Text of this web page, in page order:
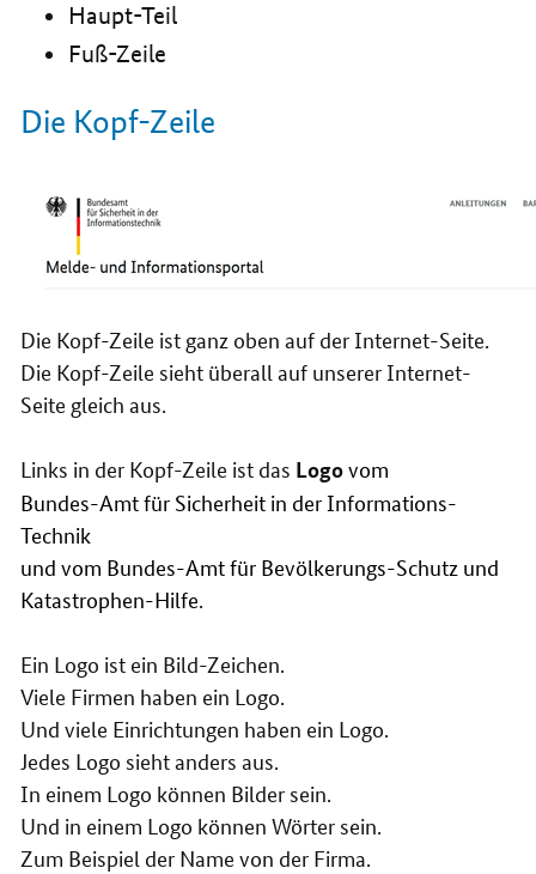
Haupt-Teil
Fuß-Zeile
Die Kopf-Zeile
Die Kopf-Zeile ist ganz oben auf der Internet-Seite.
Die Kopf-Zeile sieht überall auf unserer Internet-
Seite gleich aus.
Links in der Kopf-Zeile ist das Logovom
Bundes-Amt für Sicherheit in der Informations-
Technik
und vom Bundes-Amt für Bevölkerungs-Schutz und
Katastrophen-Hilfe.
Ein Logo ist ein Bild-Zeichen.
Viele Firmen haben ein Logo.
Und viele Einrichtungen haben ein Logo.
Jedes Logo sieht anders aus.
In einem Logo können Bilder sein.
Und in einem Logo können Wörter sein.
Zum Beispiel der Name von der Firma.